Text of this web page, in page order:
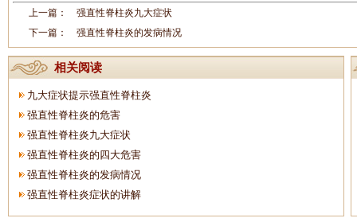
上一篇： 强直性脊柱炎九大症状
下一篇： 强直性脊柱炎的发病情况
相关阅读
九大症状提示强直性脊柱炎
强直性脊柱炎的危害
强直性脊柱炎九大症状
强直性脊柱炎的四大危害
强直性脊柱炎的发病情况
强直性脊柱炎症状的讲解